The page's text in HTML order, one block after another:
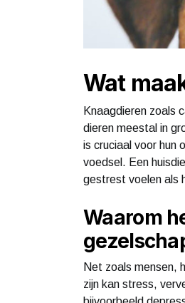
Wat
Knaagdieren zoals
dieren meestal in
is cruciaal voor hun
voedsel. Een
gestrest voelen als
Waarom
Net zoals mensen,
zijn kan stress,